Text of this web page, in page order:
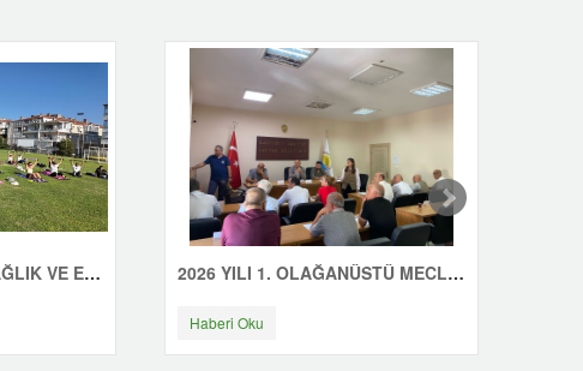
ÇINARCIK'TA GÜNE SAĞLIK VE ENERJİYLE BAŞLIYORUZ 2026 YILI 1. OLAĞANÜSTÜ MECLİS TOPLANTISI YAPILDI
Haberi Oku